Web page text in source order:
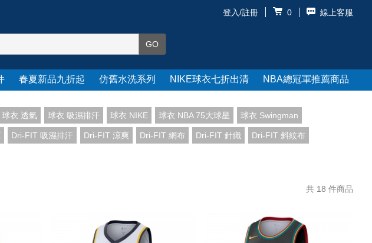
登入/註冊 0 線上客服
春夏新品九折起 仿舊水洗系列 NIKE球衣七折出清 NBA總冠軍推薦商品
球衣 透氣 球衣 吸濕排汗 球衣 NIKE 球衣 NBA 75大球星 球衣 Swingman
Dri-FIT 吸濕排汗 Dri-FIT 涼爽 Dri-FIT 網布 Dri-FIT 針織 Dri-FIT 斜紋布
共 18 件商品